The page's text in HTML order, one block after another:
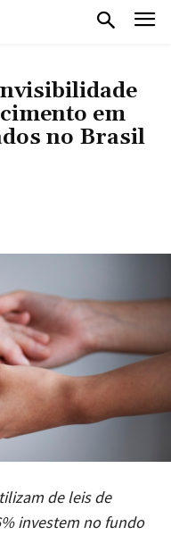
em
no Brasil
de leis de
investem no fundo